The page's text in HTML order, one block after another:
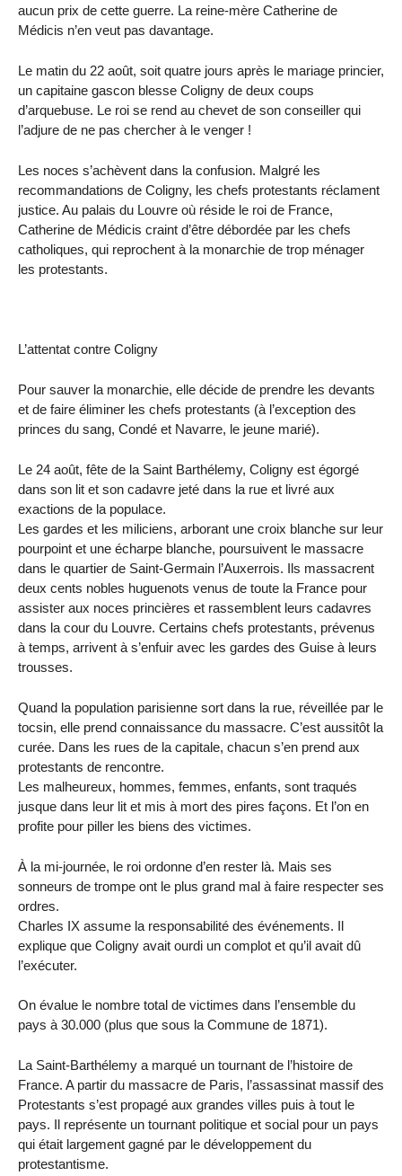
aucun prix de cette guerre. La reine-mère Catherine de
Médicis n’en veut pas davantage.
Le matin du 22 août, soit quatre jours après le mariage princier,
un capitaine gascon blesse Coligny de deux coups
d’arquebuse. Le roi se rend au chevet de son conseiller qui
l’adjure de ne pas chercher à le venger !
Les noces s’achèvent dans la confusion. Malgré les
recommandations de Coligny, les chefs protestants réclament
justice. Au palais du Louvre où réside le roi de France,
Catherine de Médicis craint d’être débordée par les chefs
catholiques, qui reprochent à la monarchie de trop ménager
les protestants.
L’attentat contre Coligny
Pour sauver la monarchie, elle décide de prendre les devants
et de faire éliminer les chefs protestants (à l’exception des
princes du sang, Condé et Navarre, le jeune marié).
Le 24 août, fête de la Saint Barthélemy, Coligny est égorgé
dans son lit et son cadavre jeté dans la rue et livré aux
exactions de la populace.
Les gardes et les miliciens, arborant une croix blanche sur leur
pourpoint et une écharpe blanche, poursuivent le massacre
dans le quartier de Saint-Germain l’Auxerrois. Ils massacrent
deux cents nobles huguenots venus de toute la France pour
assister aux noces princières et rassemblent leurs cadavres
dans la cour du Louvre. Certains chefs protestants, prévenus
à temps, arrivent à s’enfuir avec les gardes des Guise à leurs
trousses.
Quand la population parisienne sort dans la rue, réveillée par le
tocsin, elle prend connaissance du massacre. C’est aussitôt la
curée. Dans les rues de la capitale, chacun s’en prend aux
protestants de rencontre.
Les malheureux, hommes, femmes, enfants, sont traqués
jusque dans leur lit et mis à mort des pires façons. Et l’on en
profite pour piller les biens des victimes.
À la mi-journée, le roi ordonne d’en rester là. Mais ses
sonneurs de trompe ont le plus grand mal à faire respecter ses
ordres.
Charles IX assume la responsabilité des événements. Il
explique que Coligny avait ourdi un complot et qu’il avait dû
l’exécuter.
On évalue le nombre total de victimes dans l’ensemble du
pays à 30.000 (plus que sous la Commune de 1871).
La Saint-Barthélemy a marqué un tournant de l’histoire de
France. A partir du massacre de Paris, l’assassinat massif des
Protestants s’est propagé aux grandes villes puis à tout le
pays. Il représente un tournant politique et social pour un pays
qui était largement gagné par le développement du
protestantisme.